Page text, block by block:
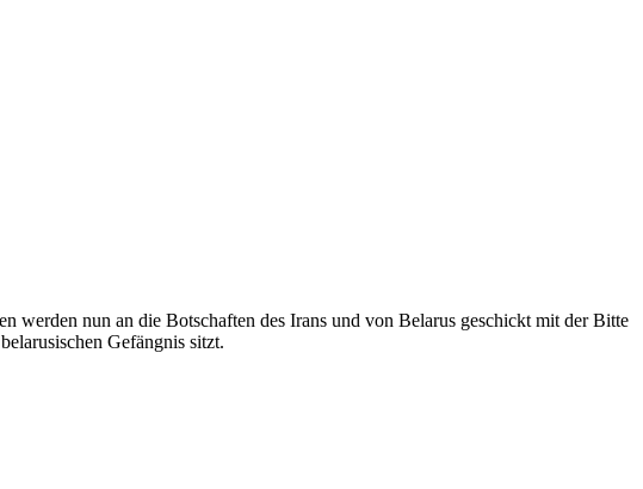
werden nun an die Botschaften des Irans und von Belarus geschickt mit der Bitte
Gefängnis sitzt.